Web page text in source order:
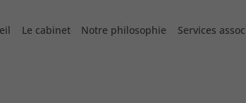
Le cabinet Notre philosophie Services